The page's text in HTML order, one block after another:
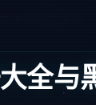
全与黑话词典
全与